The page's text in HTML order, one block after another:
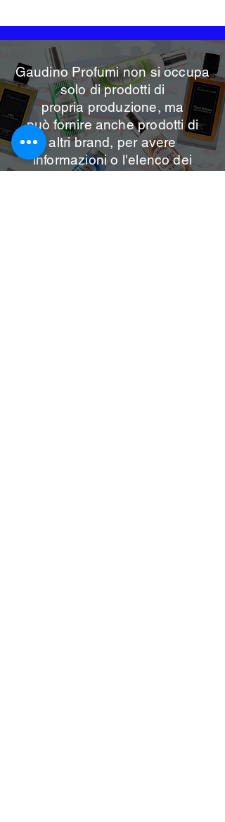
Gaudino Profumi non si occupa
solo di prodotti di
propria produzione, ma
può fornire anche prodotti di
altri brand, per avere
informazioni o l'elenco dei